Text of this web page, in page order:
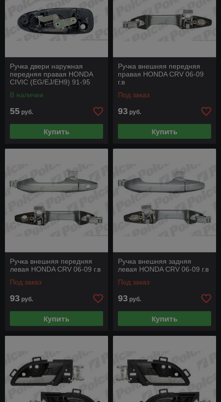
Ручка двери наружная
передняя правая HONDA
CIVIC (EG/EJ/EH9) 91-95
В наличии
55 руб.
Купить
Ручка внешняя передняя
правая HONDA CRV 06-09
г.в
Под заказ
93 руб.
Купить
Ручка внешняя передняя
левая HONDA CRV 06-09 г.в
Под заказ
93 руб.
Купить
Ручка внешняя задняя
левая HONDA CRV 06-09 г.в
Под заказ
93 руб.
Купить